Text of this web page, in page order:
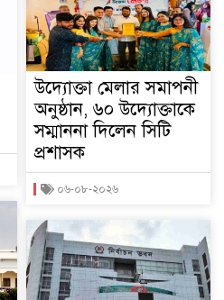
উদ্যোক্তা মেলার সমাপনী
অনুষ্ঠান, ৬০ উদ্যোক্তাকে
সম্মাননা দিলেন সিটি
প্রশাসক
০৬-০৮-২০২৬